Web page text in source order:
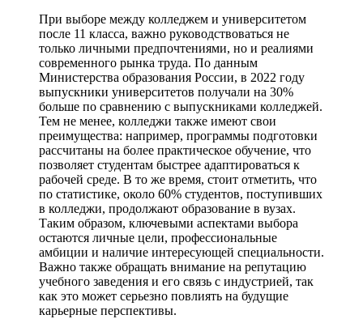
При выборе между колледжем и университетом
после 11 класса, важно руководствоваться не
только личными предпочтениями, но и реалиями
современного рынка труда. По данным
Министерства образования России, в 2022 году
выпускники университетов получали на 30%
больше по сравнению с выпускниками колледжей.
Тем не менее, колледжи также имеют свои
преимущества: например, программы подготовки
рассчитаны на более практическое обучение, что
позволяет студентам быстрее адаптироваться к
рабочей среде. В то же время, стоит отметить, что
по статистике, около 60% студентов, поступивших
в колледжи, продолжают образование в вузах.
Таким образом, ключевыми аспектами выбора
остаются личные цели, профессиональные
амбиции и наличие интересующей специальности.
Важно также обращать внимание на репутацию
учебного заведения и его связь с индустрией, так
как это может серьезно повлиять на будущие
карьерные перспективы.